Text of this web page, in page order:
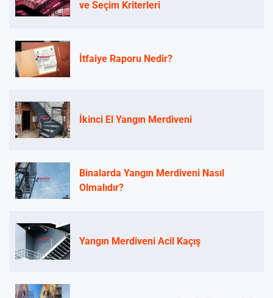
ve Seçim Kriterleri
İtfaiye Raporu Nedir?
İkinci El Yangın Merdiveni
Binalarda Yangın Merdiveni Nasıl
Olmalıdır?
Yangın Merdiveni Acil Kaçış